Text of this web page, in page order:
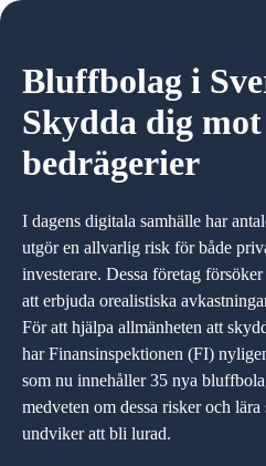
Bluffbolag i
Skydda dig mot
bedrägerier
I dagens digitala samhälle har
utgör en allvarlig risk för både
investerare. Dessa företag
att erbjuda orealistiska
För att hjälpa allmänheten att
har Finansinspektionen (FI)
som nu innehåller 35 nya
medveten om dessa risker och
undviker att bli lurad.